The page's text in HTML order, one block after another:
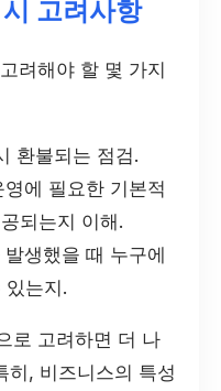
고려사항
려해야 할 몇 가지
환불되는 점검.
에 필요한 기본적
되는지 이해.
발생했을 때 누구에
있는지.
로 고려하면 더 나
히, 비즈니스의 특성